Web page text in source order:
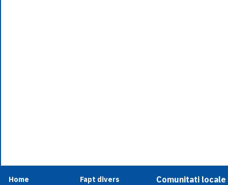
Home
Fapt divers
Comunitati locale